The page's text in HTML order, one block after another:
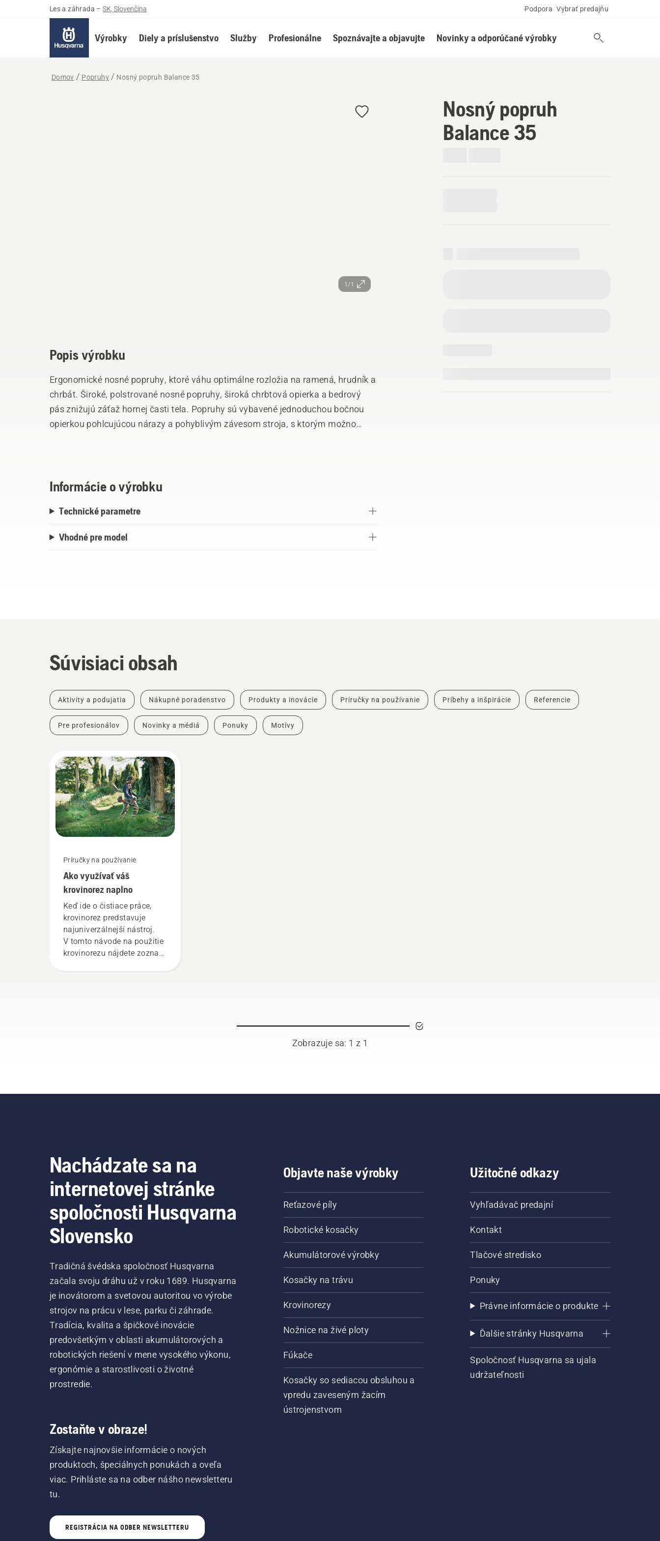
Les a záhrada – SK, Slovenčina Podpora Vybrať predajňu
Výrobky Diely a príslušenstvo Služby Profesionálne Spoznávajte a objavujte Novinky a odporúčané výrobky
Domov Popruhy Nosný popruh Balance 35
1/1
Nosný popruh
Balance 35
Popis výrobku
Ergonomické nosné popruhy, ktoré váhu optimálne rozložia na ramená, hrudník a
chrbát. Široké, polstrované nosné popruhy, široká chrbtová opierka a bedrový
pás znižujú záťaž hornej časti tela. Popruhy sú vybavené jednoduchou bočnou
opierkou pohlcujúcou nárazy a pohyblivým závesom stroja, s ktorým možno
Informácie o výrobku
Technické parametre
Vhodné pre model
Súvisiaci obsah
Aktivity a podujatia Nákupné poradenstvo Produkty a inovácie Príručky na používanie Príbehy a inšpirácie Referencie
Pre profesionálov Novinky a médiá Ponuky Motívy
Príručky na používanie
Ako využívať váš
krovinorez naplno
Keď ide o čistiace práce,
krovinorez predstavuje
najuniverzálnejší nástroj.
V tomto návode na použitie
krovinorezu nájdete zoznam
Zobrazuje sa: 1 z 1
Nachádzate sa na
internetovej stránke
spoločnosti Husqvarna
Slovensko
Tradičná švédska spoločnosť Husqvarna
začala svoju dráhu už v roku 1689. Husqvarna
je inovátorom a svetovou autoritou vo výrobe
strojov na prácu v lese, parku či záhrade.
Tradícia, kvalita a špičkové inovácie
predovšetkým v oblasti akumulátorových a
robotických riešení v mene vysokého výkonu,
ergonómie a starostlivosti o životné
prostredie.
Zostaňte v obraze!
Získajte najnovšie informácie o nových
produktoch, špeciálnych ponukách a oveľa
viac. Prihláste sa na odber nášho newsletteru
tu.
REGISTRÁCIA NA ODBER NEWSLETTERU
Objavte naše výrobky
Reťazové píly
Robotické kosačky
Akumulátorové výrobky
Kosačky na trávu
Krovinorezy
Nožnice na živé ploty
Fúkače
Kosačky so sediacou obsluhou a
vpredu zaveseným žacím
ústrojenstvom
Užitočné odkazy
Vyhľadávač predajní
Kontakt
Tlačové stredisko
Ponuky
Právne informácie o produkte
Ďalšie stránky Husqvarna
Spoločnosť Husqvarna sa ujala
udržateľnosti